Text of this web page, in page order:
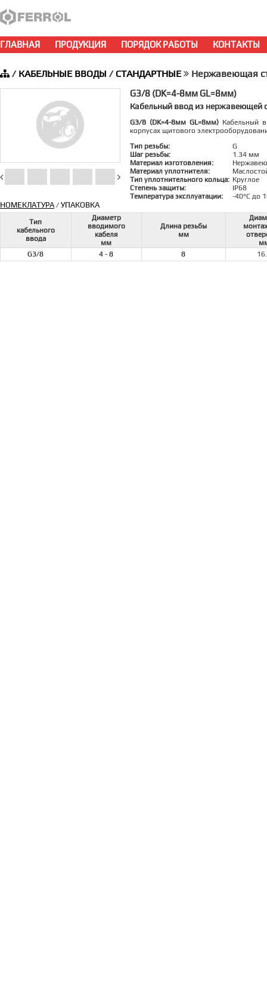
ГЛАВНАЯ ПРОДУКЦИЯ ПОРЯДОК РАБОТЫ КОНТАКТЫ
/ КАБЕЛЬНЫЕ ВВОДЫ / СТАНДАРТНЫЕ Нержавеющая
G3/8 (DK=4-8мм GL=8мм)
Кабельный ввод из нержавеющей
G3/8 (DK=4-8мм GL=8мм) Кабельный
корпусах щитового
Тип резьбы:
G
Шаг резьбы:
1.34 мм
Материал изготовления:
Материал уплотнителя:
Тип уплотнительного кольца: Круглое
Степень защиты:
IP68
Температура эксплуатации:
-40°C до
НОМЕКЛАТУРА/ УПАКОВКА
Тип
кабельного
ввода
Диаметр
вводимого
кабеля
мм
Длина резьбы
мм
G3/8
4 - 8 8